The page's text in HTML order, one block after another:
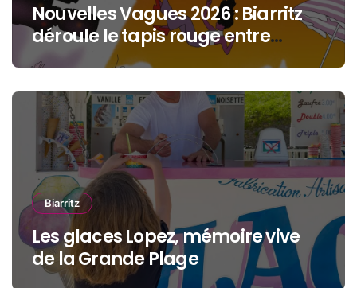
Nouvelles Vagues 2026 : Biarritz
déroule le tapis rouge entre
océan, jeunesse et cinéma
Biarritz
Les glaces Lopez, mémoire vive
de la Grande Plage